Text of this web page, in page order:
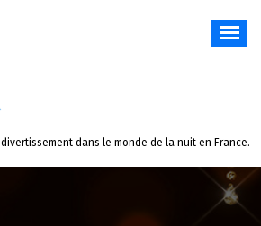
dans le monde de la nuit en France.